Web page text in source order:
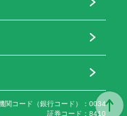
関コード（銀行コード）
0034
証券コード
8410